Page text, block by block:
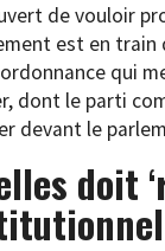
de vouloir
est en train
qui
dont le parti
devant le
doit